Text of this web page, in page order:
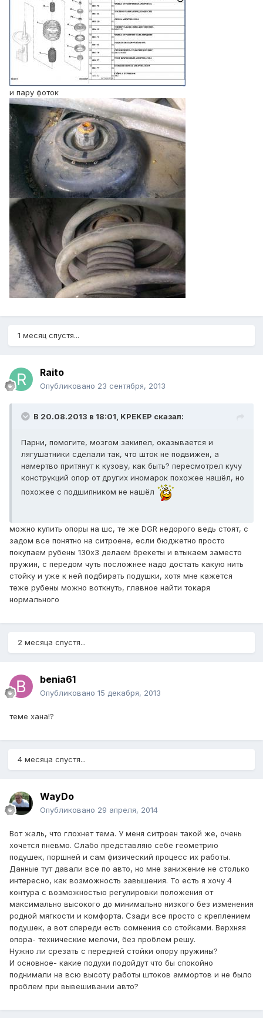
и пару фоток
1 месяц спустя...
Raito
Опубликовано 23 сентября, 2013
В 20.08.2013 в 18:01, KPEKEP сказал:
Парни, помогите, мозгом закипел, оказывается и
лягушатники сделали так, что шток не подвижен, а
намертво притянут к кузову, как быть? пересмотрел кучу
конструкций опор от других иномарок похожее нашёл, но
похожее с подшипником не нашёл
можно купить опоры на шс, те же DGR недорого ведь стоят, с
задом все понятно на ситроене, если бюджетно просто
покупаем рубены 130х3 делаем брекеты и втыкаем заместо
пружин, с передом чуть посложнее надо достать какую нить
стойку и уже к ней подбирать подушки, хотя мне кажется
теже рубены можно воткнуть, главное найти токаря
нормального
2 месяца спустя...
benia61
Опубликовано 15 декабря, 2013
теме хана!?
4 месяца спустя...
WayDo
Опубликовано 29 апреля, 2014
Вот жаль, что глохнет тема. У меня ситроен такой же, очень
хочется пневмо. Слабо представляю себе геометрию
подушек, поршней и сам физический процесс их работы.
Данные тут давали все по авто, но мне занижение не столько
интересно, как возможность завышения. То есть я хочу 4
контура с возможностью регулировки положения от
максимально высокого до минимально низкого без изменения
родной мягкости и комфорта. Сзади все просто с креплением
подушек, а вот спереди есть сомнения со стойками. Верхняя
опора- технические мелочи, без проблем решу.
Нужно ли срезать с передней стойки опору пружины?
И основное- какие подухи подойдут что бы спокойно
поднимали на всю высоту работы штоков аммортов и не было
проблем при вывешивании авто?